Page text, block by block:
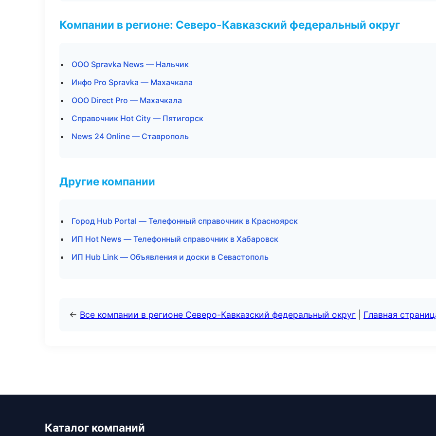
Компании в регионе: Северо-Кавказский федеральный округ
ООО Spravka News — Нальчик
Инфо Pro Spravka — Махачкала
ООО Direct Pro — Махачкала
Справочник Hot City — Пятигорск
News 24 Online — Ставрополь
Другие компании
Город Hub Portal — Телефонный справочник в Красноярск
ИП Hot News — Телефонный справочник в Хабаровск
ИП Hub Link — Объявления и доски в Севастополь
← Все компании в регионе Северо-Кавказский федеральный округ Главная
Каталог компаний